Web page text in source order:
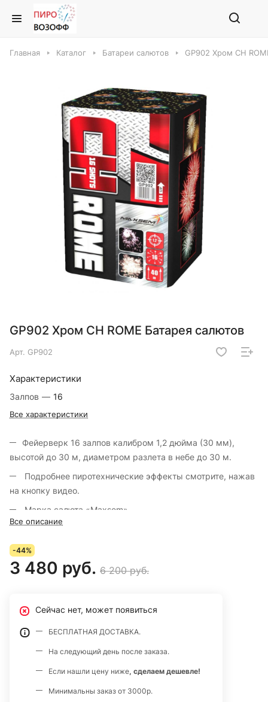
Главная Каталог Батареи салютов GP902 Хром CH
GP902 Хром CH ROME Батарея салютов
Арт. GP902
Характеристики
Залпов — 16
Все характеристики
Фейерверк 16 залпов калибром 1,2 дюйма (30 мм),
высотой до 30 м, диаметром разлета в небе до 30 м.
на кнопку видео.
Марка салюта «Maxsem».
Все описание
-44%
3 480 руб. 6 200 руб.
Сейчас нет, может появиться
БЕСПЛАТНАЯ ДОСТАВКА.
На следующий день после заказа.
Если нашли цену ниже, сделаем дешевле!
Минимальны заказ от 3000р.